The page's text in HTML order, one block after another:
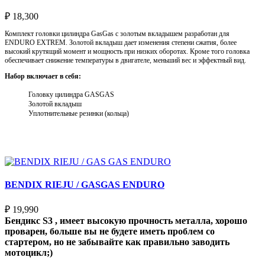
₽ 18,300
Комплект головки цилиндра GasGas с золотым вкладышем разработан для
ENDURO EXTREM. Золотой вкладыш дает изменения степени сжатия, более
высокий крутящий момент и мощность при низких оборотах. Кроме того головка
обеспечивает снижение температуры в двигателе, меньший вес и эффектный вид.
Набор включает в себя:
Головку цилиндра GASGAS
Золотой вкладыш
Уплотнительные резинки (кольца)
BENDIX RIEJU / GASGAS ENDURO
₽ 19,990
Бендикс S3 , имеет высокую прочность металла, хорошо
проварен, больше вы не будете иметь проблем со
стартером, но не забывайте как правильно заводить
мотоцикл;)